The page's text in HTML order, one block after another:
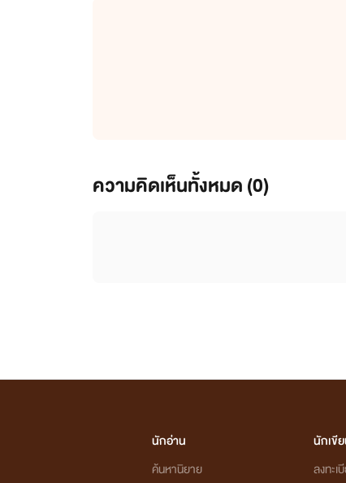
ความคิดเห็นทั้งหมด (0)
นักอ่าน
ค้นหานิยาย
นักเขี
ลงทะเ